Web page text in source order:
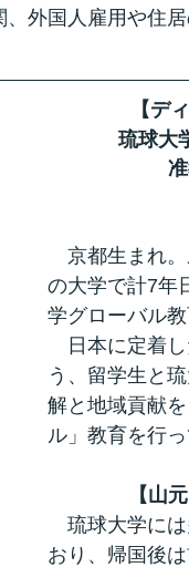
外国人雇用や住
【デ
琉球大
京都生まれ。
の大学で計7年
学グローバル教
日本に定着し
う、留学生と
解と地域貢献
ル」教育を行っ
【山
琉球大学には
おり、帰国後